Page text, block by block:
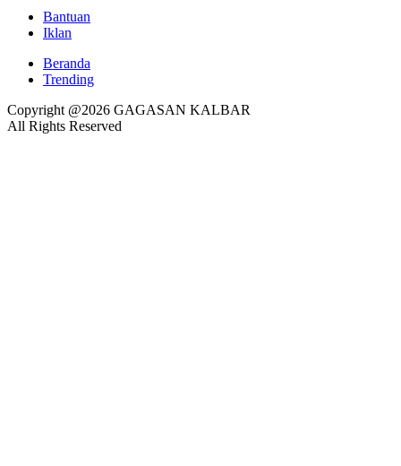
Bantuan
Iklan
Beranda
Trending
Copyright @2026 GAGASAN KALBAR
All Rights Reserved